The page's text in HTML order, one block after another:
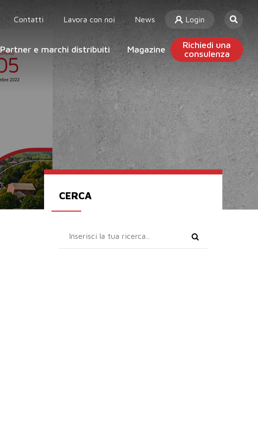
Contatti Lavora con noi News Login
Partner e marchi distribuiti Magazine
Richiedi una
consulenza
CERCA